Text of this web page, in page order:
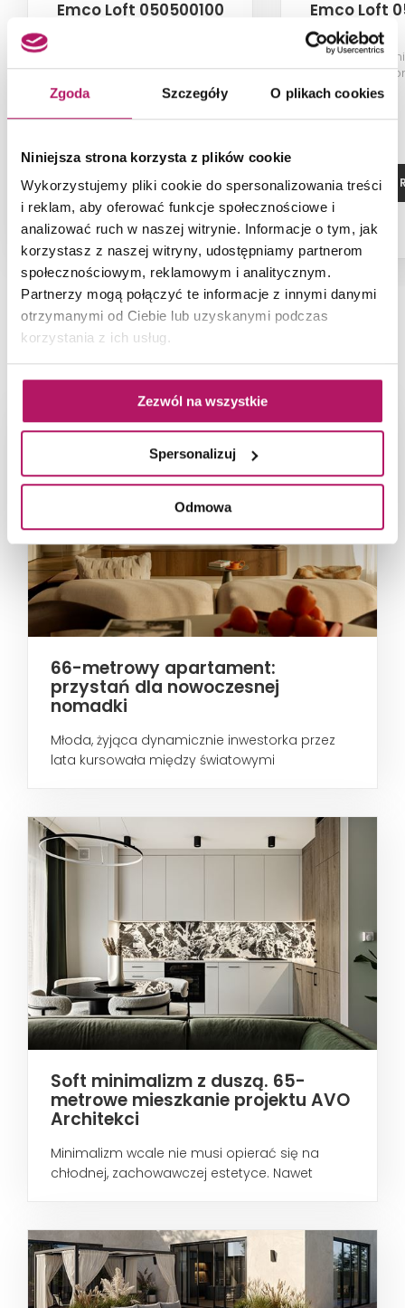
Zgoda Szczegóły O plikach cookies
Niniejsza strona korzysta z plików cookie
Wykorzystujemy pliki cookie do spersonalizowania treści
i reklam, aby oferować funkcje społecznościowe i
analizować ruch w naszej witrynie. Informacje o tym, jak
korzystasz z naszej witryny, udostępniamy partnerom
społecznościowym, reklamowym i analitycznym.
Partnerzy mogą połączyć te informacje z innymi danymi
otrzymanymi od Ciebie lub uzyskanymi podczas
korzystania z ich usług.
Zezwól na wszystkie
Spersonalizuj
Odmowa
Emco Loft 050500100
chrom
ZOBACZ PRODUKT
Dostępność:na zamówienie
Emco Loft
Wieszak na
ZOBACZ
NAJNOWSZE ARTYKUŁY
66-metrowy apartament:
przystań dla nowoczesnej
nomadki
Młoda, żyjąca dynamicznie inwestorka przez
lata kursowała między światowymi
Soft minimalizm z duszą. 65-
metrowe mieszkanie projektu AVO
Architekci
Minimalizm wcale nie musi opierać się na
chłodnej, zachowawczej estetyce. Nawet